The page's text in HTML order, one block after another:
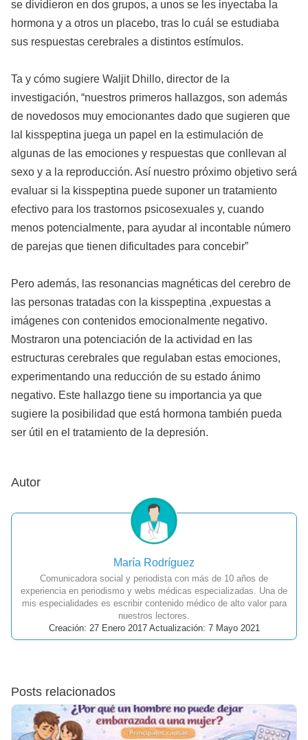
se dividieron en dos grupos, a unos se les inyectaba la
hormona y a otros un placebo, tras lo cuál se estudiaba
sus respuestas cerebrales a distintos estímulos.
Ta y cómo sugiere Waljit Dhillo, director de la
investigación, “nuestros primeros hallazgos, son además
de novedosos muy emocionantes dado que sugieren que
lal kisspeptina juega un papel en la estimulación de
algunas de las emociones y respuestas que conllevan al
sexo y a la reproducción. Así nuestro próximo objetivo será
evaluar si la kisspeptina puede suponer un tratamiento
efectivo para los trastornos psicosexuales y, cuando
menos potencialmente, para ayudar al incontable número
de parejas que tienen dificultades para concebir”
Pero además, las resonancias magnéticas del cerebro de
las personas tratadas con la kisspeptina ,expuestas a
imágenes con contenidos emocionalmente negativo.
Mostraron una potenciación de la actividad en las
estructuras cerebrales que regulaban estas emociones,
experimentando una reducción de su estado ánimo
negativo. Este hallazgo tiene su importancia ya que
sugiere la posibilidad que está hormona también pueda
ser útil en el tratamiento de la depresión.
Autor
María Rodríguez
Comunicadora social y periodista con más de 10 años de
experiencia en periodismo y webs médicas especializadas. Una de
mis especialidades es escribir contenido médico de alto valor para
nuestros lectores.
Creación: 27 Enero 2017 Actualización: 7 Mayo 2021
Posts relacionados